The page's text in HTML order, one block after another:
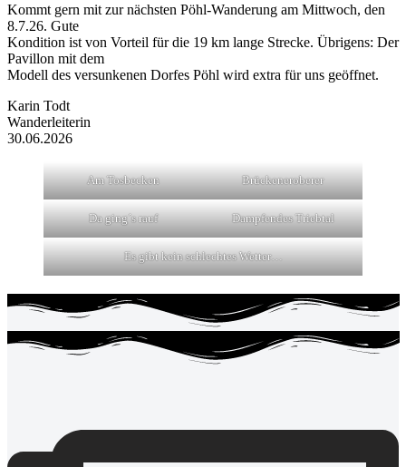
Kommt gern mit zur nächsten Pöhl-Wanderung am Mittwoch, den
8.7.26. Gute
Kondition ist von Vorteil für die 19 km lange Strecke. Übrigens: Der
Pavillon mit dem
Modell des versunkenen Dorfes Pöhl wird extra für uns geöffnet.
Karin Todt
Wanderleiterin
30.06.2026
Am Tosbecken Brückeneroberer
Da ging´s rauf Dampfendes Triebtal
Es gibt kein schlechtes Wetter…